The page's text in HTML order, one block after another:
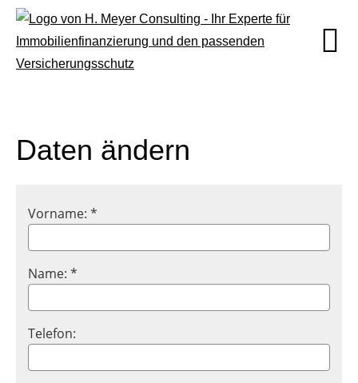
Daten ändern
Vorname: *
Name: *
Telefon: